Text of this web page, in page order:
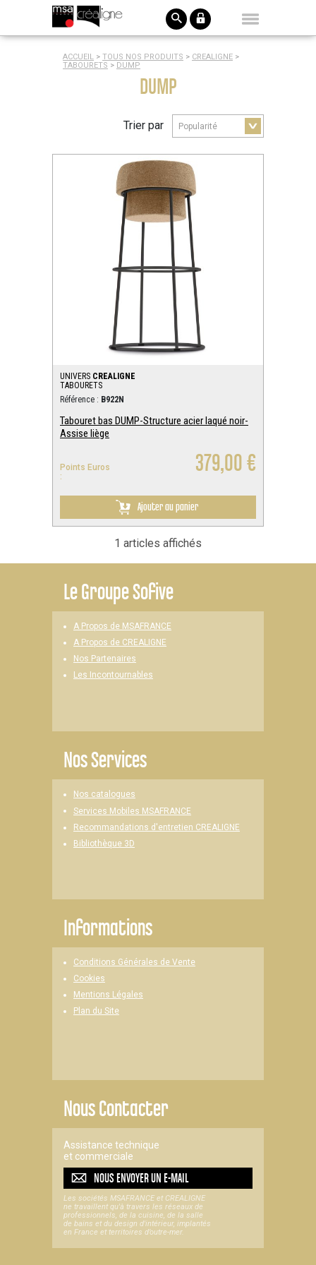
ACCUEIL > TOUS NOS PRODUITS > CREALIGNE >
TABOURETS > DUMP
DUMP
Trier par
UNIVERS CREALIGNE
TABOURETS
Référence : B922N
Tabouret bas DUMP-Structure acier laqué noir-
Assise liège
Points Euros
:
379,00 €
Ajouter au panier
1 articles affichés
LeGroupe Sofive
A Propos de MSAFRANCE
A Propos de CREALIGNE
Nos Partenaires
Les Incontournables
Nos Services
Nos catalogues
Services Mobiles MSAFRANCE
Recommandations d'entretien CREALIGNE
Bibliothèque 3D
Informations
Conditions Générales de Vente
Cookies
Mentions Légales
Plan du Site
Nous Contacter
Assistance technique
et commerciale
NOUS ENVOYER UNE-MAIL
Les sociétés MSAFRANCE et CREALIGNE
ne travaillent qu'à travers les réseaux de
professionnels, de la cuisine, de la salle
de bains et du design d'intérieur, implantés
en France et territoires d’outre-mer.